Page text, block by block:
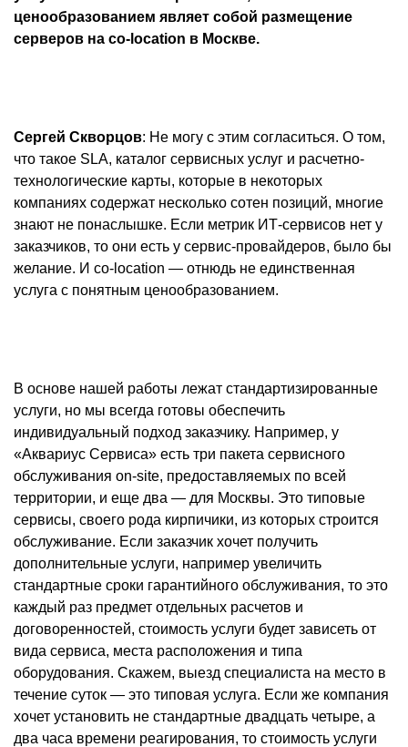
ценообразованием являет собой размещение
серверов на co-location в Москве.
Сергей Скворцов: Не могу с этим согласиться. О том,
что такое SLA, каталог сервисных услуг и расчетно-
технологические карты, которые в некоторых
компаниях содержат несколько сотен позиций, многие
знают не понаслышке. Если метрик ИТ-сервисов нет у
заказчиков, то они есть у сервис-провайдеров, было бы
желание. И co-location — отнюдь не единственная
услуга с понятным ценообразованием.
В основе нашей работы лежат стандартизированные
услуги, но мы всегда готовы обеспечить
индивидуальный подход заказчику. Например, у
«Аквариус Сервиса» есть три пакета сервисного
обслуживания on-site, предоставляемых по всей
территории, и еще два — для Москвы. Это типовые
сервисы, своего рода кирпичики, из которых строится
обслуживание. Если заказчик хочет получить
дополнительные услуги, например увеличить
стандартные сроки гарантийного обслуживания, то это
каждый раз предмет отдельных расчетов и
договоренностей, стоимость услуги будет зависеть от
вида сервиса, места расположения и типа
оборудования. Скажем, выезд специалиста на место в
течение суток — это типовая услуга. Если же компания
хочет установить не стандартные двадцать четыре, а
два часа времени реагирования, то стоимость услуги